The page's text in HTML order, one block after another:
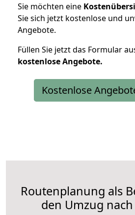
Sie möchten eine
Sie sich jetzt kostenlose und
Angebote.
Füllen Sie jetzt das Formular
kostenloseAngebote.
Kostenlose
Routenplanung als
den Umzug